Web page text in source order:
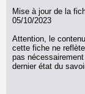
Mise à jour de la
05/10/2023
Attention, le
cette fiche ne reflète
pas
dernier état du